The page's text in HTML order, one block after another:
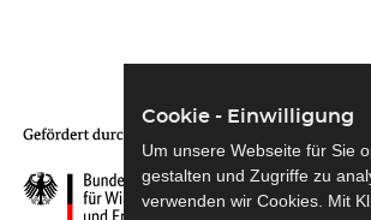
Cookie - Einwilligung
Um unsere Webseite für Sie
gestalten und Zugriffe zu
verwenden wir Cookies. Mit